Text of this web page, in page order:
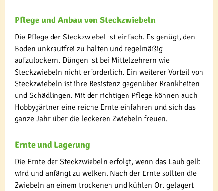
Pflege und Anbau von Steckzwiebeln
Die Pflege der Steckzwiebel ist einfach. Es genügt, den
Boden unkrautfrei zu halten und regelmäßig
aufzulockern. Düngen ist bei Mittelzehrern wie
Steckzwiebeln nicht erforderlich. Ein weiterer Vorteil von
Steckzwiebeln ist ihre Resistenz gegenüber Krankheiten
und Schädlingen. Mit der richtigen Pflege können auch
Hobbygärtner eine reiche Ernte einfahren und sich das
ganze Jahr über die leckeren Zwiebeln freuen.
Ernte und Lagerung
Die Ernte der Steckzwiebeln erfolgt, wenn das Laub gelb
wird und anfängt zu welken. Nach der Ernte sollten die
Zwiebeln an einem trockenen und kühlen Ort gelagert